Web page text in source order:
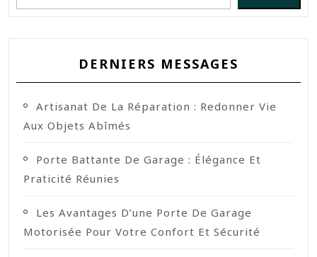
DERNIERS MESSAGES
Artisanat De La Réparation : Redonner Vie
Aux Objets Abîmés
Porte Battante De Garage : Élégance Et
Praticité Réunies
Les Avantages D’une Porte De Garage
Motorisée Pour Votre Confort Et Sécurité